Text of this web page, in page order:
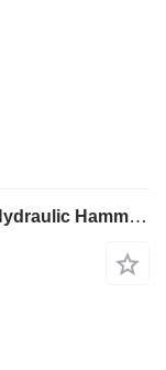
Soosan High Quality 175mm SQ150 Hydraulic Hammer Excavator Hydraulic Br